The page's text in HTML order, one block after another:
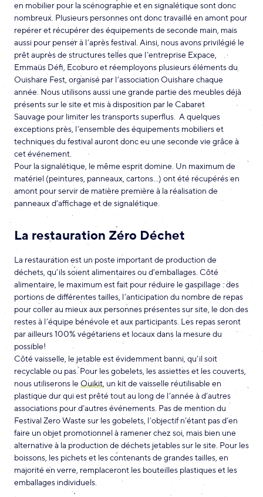
en mobilier pour la scénographie et en signalétique sont donc
nombreux. Plusieurs personnes ont donc travaillé en amont pour
repérer et récupérer des équipements de seconde main, mais
aussi pour penser à l’après festival. Ainsi, nous avons privilégié le
prêt auprès de structures telles que l’entreprise Expace,
Emmaüs Défi, Ecoburo et réemployons plusieurs éléments du
Ouishare Fest, organisé par l’association Ouishare chaque
année. Nous utilisons aussi une grande partie des meubles déjà
présents sur le site et mis à disposition par le Cabaret
Sauvage pour limiter les transports superflus. A quelques
exceptions près, l’ensemble des équipements mobiliers et
techniques du festival auront donc eu une seconde vie grâce à
cet événement.
Pour la signalétique, le même esprit domine. Un maximum de
matériel (peintures, panneaux, cartons…) ont été récupérés en
amont pour servir de matière première à la réalisation de
panneaux d’affichage et de signalétique.
La restauration Zéro Déchet
La restauration est un poste important de production de
déchets, qu’ils soient alimentaires ou d’emballages. Côté
alimentaire, le maximum est fait pour réduire le gaspillage : des
portions de différentes tailles, l’anticipation du nombre de repas
pour coller au mieux aux personnes présentes sur site, le don des
restes à l’équipe bénévole et aux participants. Les repas seront
par ailleurs 100% végétariens et locaux dans la mesure du
possible!
Côté vaisselle, le jetable est évidemment banni, qu’il soit
recyclable ou pas. Pour les gobelets, les assiettes et les couverts,
nous utiliserons le Ouikit , un kit de vaisselle réutilisable en
plastique dur qui est prêté tout au long de l’année à d’autres
associations pour d’autres événements. Pas de mention du
Festival Zero Waste sur les gobelets, l’objectif n’étant pas d’en
faire un objet promotionnel à ramener chez soi, mais bien une
alternative à la production de déchets jetables sur le site. Pour les
boissons, les pichets et les contenants de grandes tailles, en
majorité en verre, remplaceront les bouteilles plastiques et les
emballages individuels.